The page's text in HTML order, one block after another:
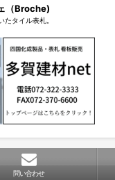
（Broche)
タイル表札。
問い合わせ